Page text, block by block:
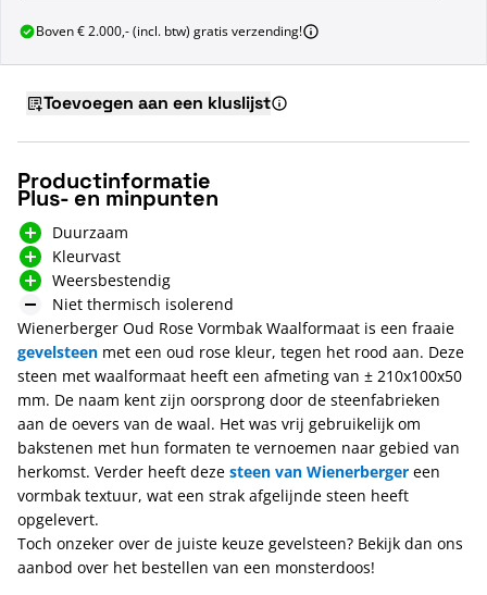
Boven € 2.000,- (incl. btw) gratis verzending!
Toevoegen aan een kluslijst
Productinformatie
Plus- en minpunten
Duurzaam
Kleurvast
Weersbestendig
Niet thermisch isolerend
Wienerberger Oud Rose Vormbak Waalformaat is een fraaie
gevelsteen met een oud rose kleur, tegen het rood aan. Deze
steen met waalformaat heeft een afmeting van ± 210x100x50
mm. De naam kent zijn oorsprong door de steenfabrieken
aan de oevers van de waal. Het was vrij gebruikelijk om
bakstenen met hun formaten te vernoemen naar gebied van
herkomst. Verder heeft deze steen van Wienerberger een
vormbak textuur, wat een strak afgelijnde steen heeft
opgelevert.
Toch onzeker over de juiste keuze gevelsteen? Bekijk dan ons
aanbod over het bestellen van een monsterdoos!